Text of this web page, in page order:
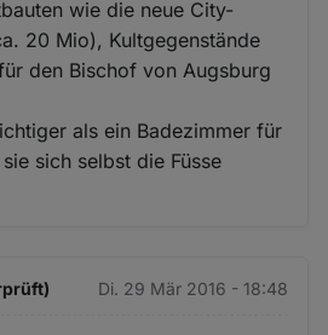
wie die neue City-
20 Mio), Kultgegenstände
den Bischof von Augsburg
als ein Badezimmer für
sich selbst die Füsse
Di. 29 Mär 2016 - 18:48